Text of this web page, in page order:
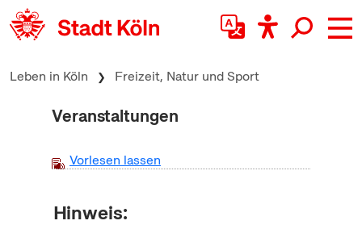
zum Inhalt springen
Leben in Köln Freizeit, Natur und Sport
Veranstaltungen
Vorlesen lassen
Hinweis: